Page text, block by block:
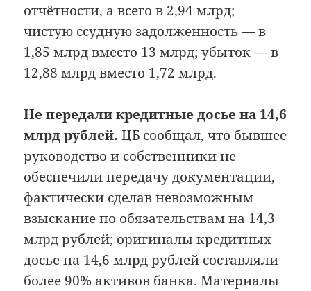
отчётности, а всего в 2,94 млрд;
чистую ссудную задолженность — в
1,85 млрд вместо 13 млрд; убыток — в
12,88 млрд вместо 1,72 млрд.
Не передали кредитные досье на 14,6
млрд рублей. ЦБ сообщал, что бывшее
руководство и собственники не
обеспечили передачу документации,
фактически сделав невозможным
взыскание по обязательствам на 14,3
млрд рублей; оригиналы кредитных
досье на 14,6 млрд рублей составляли
более 90% активов банка. Материалы